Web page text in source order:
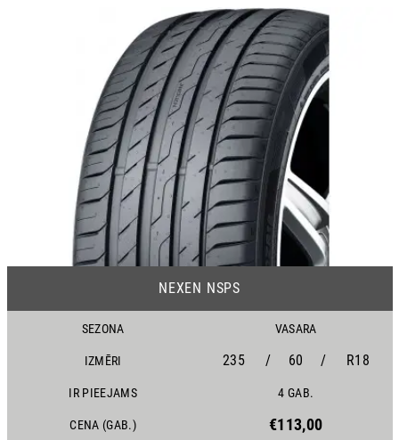
NEXEN NSPS
SEZONA VASARA
IZMĒRI 235 / 60 / R18
IR PIEEJAMS 4 GAB.
CENA (GAB.) €113,00